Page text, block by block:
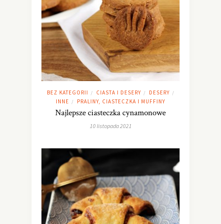
BEZ KATEGORII / CIASTA I DESERY / DESERY /
INNE / PRALINY, CIASTECZKA I MUFFINY
Najlepsze ciasteczka cynamonowe
10 listopada 2021